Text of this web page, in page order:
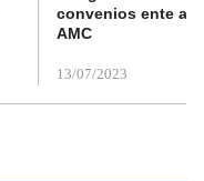
convenios ente
AMC
13/07/2023